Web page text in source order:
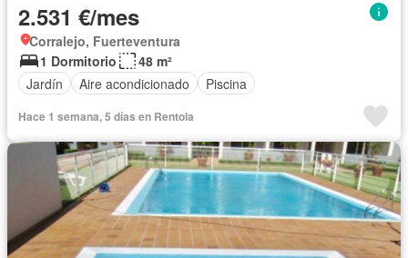
2.531 €/mes
Corralejo, Fuerteventura
1 Dormitorio
48 m²
Jardín
Aire acondicionado Piscina
Hace 1 semana, 5 días en Rentola